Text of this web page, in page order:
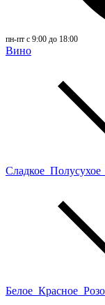
пн-пт с 9:00 до 18:00
Вино
Сладкое Полусухое
Белое Красное